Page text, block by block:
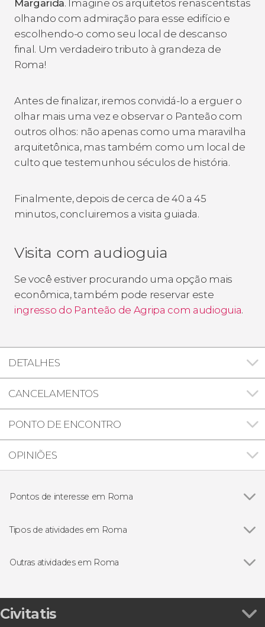
Margarida. Imagine os arquitetos renascentistas
olhando com admiração para esse edifício e
escolhendo-o como seu local de descanso
final. Um verdadeiro tributo à grandeza de
Roma!
Antes de finalizar, iremos convidá-lo a erguer o
olhar mais uma vez e observar o Panteão com
outros olhos: não apenas como uma maravilha
arquitetônica, mas também como um local de
culto que testemunhou séculos de história.
Finalmente, depois de cerca de 40 a 45
minutos, concluiremos a visita guiada.
Visita com audioguia
Se você estiver procurando uma opção mais
econômica, também pode reservar este
ingresso do Panteão de Agripa com audioguia.
DETALHES
CANCELAMENTOS
PONTO DE ENCONTRO
OPINIÕES
Pontos de interesse em Roma
Piazza Navona
Fontana di Trevi
Museus Vaticanos
Castillo de Sant'Angelo
Tipos de atividades em Roma
Free Tour
Autocarro turístico
Transfers ao aeroporto
Outras atividades em Roma
Audiência com o papa Leão XIV
Oferta: Vaticano + Coliseu, Fórum e Palatino
Civitatis